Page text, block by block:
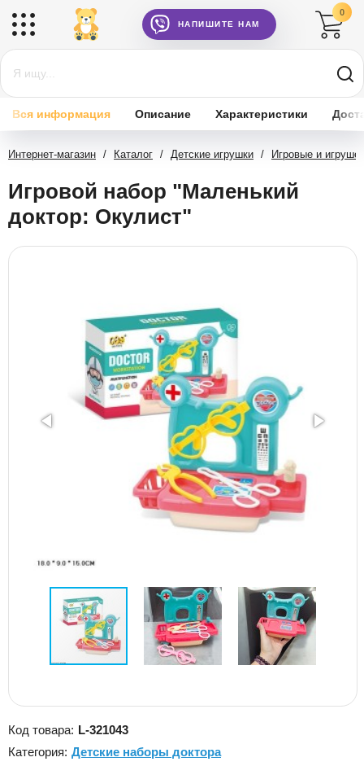
НАПИШИТЕ НАМ
0
Вся информация Описание Характеристики
Интернет-магазин / Каталог / Детские игрушки / Игровые и
Игровой набор "Маленький
доктор: Окулист"
Код товара: L-321043
Категория: Детские наборы доктора